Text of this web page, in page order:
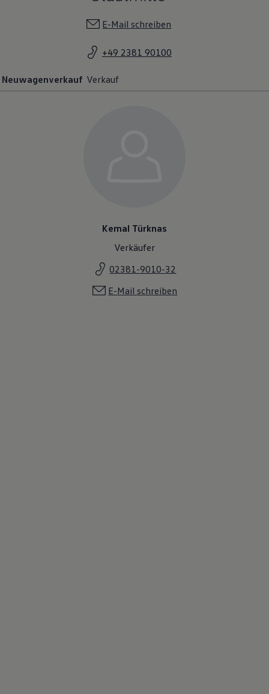
E-Mail schreiben
+49 2381 90100
Neuwagenverkauf Verkauf
Kemal Türknas
Verkäufer
02381-9010-32
E-Mail schreiben